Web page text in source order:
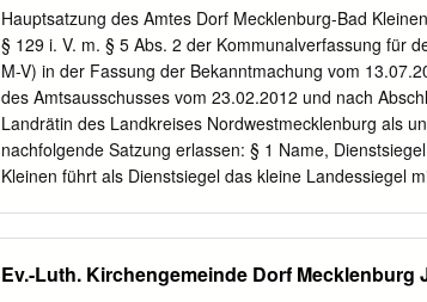
(M2M only) Interactive digital media GmbH 15050 11
Mobile services Easy World Call GmbH 1511 11 11
1512 11 11 Mobile services Telekom Deutschland
Deutschland GmbH 1515 11 11 Mobile services
services Telekom Deutschland GmbH 1517 11 11
1520 11 11 Mobile services Vodafone GmbH 1521 11
MVNO Lycamobile Germany 1522 11 11 Mobile
Hauptsatzung des Amtes Dorf Mecklenburg-Bad
§ 129 i. V. m. § 5 Abs. 2 der Kommunalverfassung für
M-V) in der Fassung der Bekanntmachung vom
des Amtsausschusses vom 23.02.2012 und nach
Landrätin des Landkreises Nordwestmecklenburg als
nachfolgende Satzung erlassen: § 1 Name,
Kleinen führt als Dienstsiegel das kleine Landessiegel
dem Amtsvorsteher vorbehalten, sie oder er kann Dritte
Ev.-Luth. Kirchengemeinde Dorf Mecklenburg